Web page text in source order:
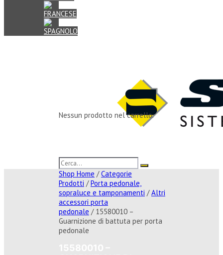
Nessun prodotto nel carrello.
Shop Home /Categorie
Prodotti /Porta pedonale,
sopraluce e tamponamenti /Altri
accessori porta
pedonale / 15580010 –
Guarnizione di battuta per porta
pedonale